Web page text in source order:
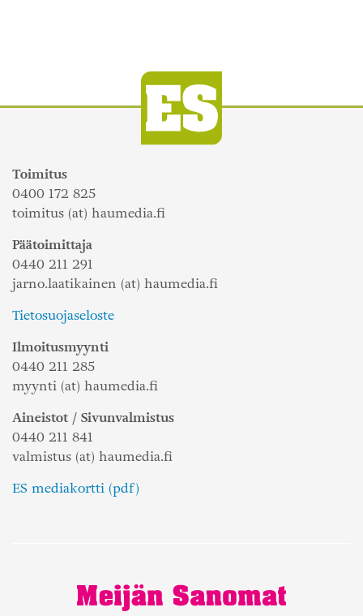
Toimitus
0400 172 825
toimitus (at) haumedia.fi
Päätoimittaja
0440 211 291
jarno.laatikainen (at) haumedia.fi
Tietosuojaseloste
Ilmoitusmyynti
0440 211 285
myynti (at) haumedia.fi
Aineistot / Sivunvalmistus
0440 211 841
valmistus (at) haumedia.fi
ES mediakortti (pdf)